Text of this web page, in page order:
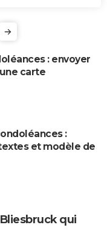
: envoyer
carte
:
et modèle de
qui